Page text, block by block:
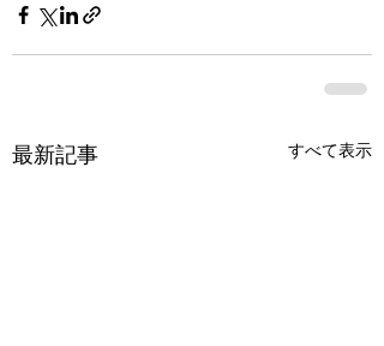
最新記事 すべて表示